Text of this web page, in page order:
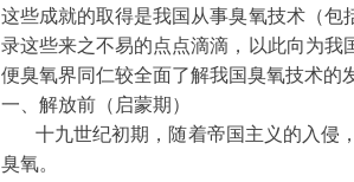
这些成就的取得是我国从事臭氧技术（
录这些来之不易的点点滴滴，以此向为
便臭氧界同仁较全面了解我国臭氧技术的
一、解放前（启蒙期）
十九世纪初期，随着帝国主义的入侵
臭氧。